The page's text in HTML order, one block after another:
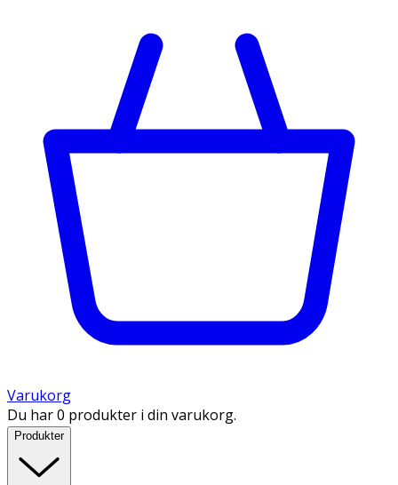
Varukorg
Du har 0 produkter i din varukorg.
Produkter